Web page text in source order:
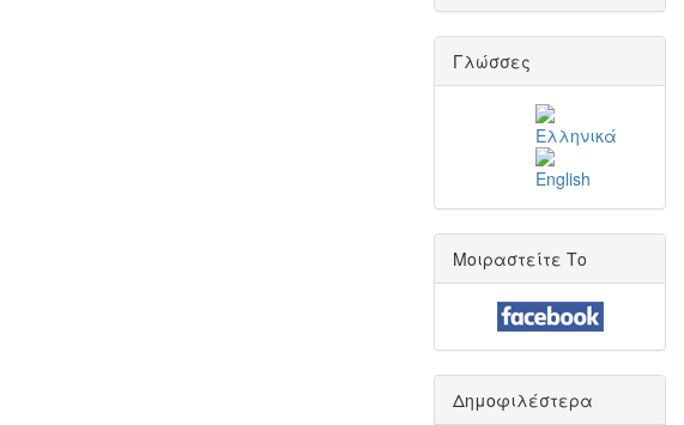
Γλώσσες
Μοιραστείτε Το
Δημοφιλέστερα